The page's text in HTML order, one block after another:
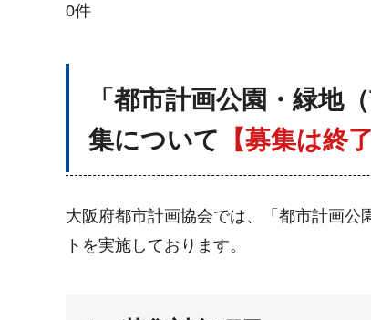
0件
「都市計画公園・緑地
集について 【募集は終
大阪府都市計画協会では、「都市計画
トを実施しております。